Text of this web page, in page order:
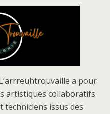
a pour
artistiques collaboratifs
issus des